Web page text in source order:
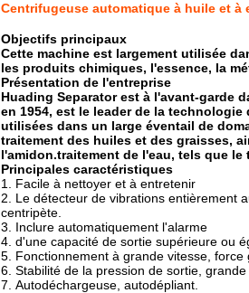
Centrifugeuse automatique à huile et
Objectifs principaux
Cette machine est largement utilisée
les produits chimiques, l'essence, la
Présentation de l'entreprise
Huading Separator est à l'avant-garde
en 1954, est le leader de la
utilisées dans un large éventail de
traitement des huiles et des graisses,
l'amidon.traitement de l'eau, tels que
Principales caractéristiques
Facile à nettoyer et à entretenir
Le détecteur de vibrations entièrement
centripète.
Inclure automatiquement l'alarme
d'une capacité de sortie supérieure ou
Fonctionnement à grande vitesse,
Stabilité de la pression de sortie,
Autodéchargeuse, autodépliant.